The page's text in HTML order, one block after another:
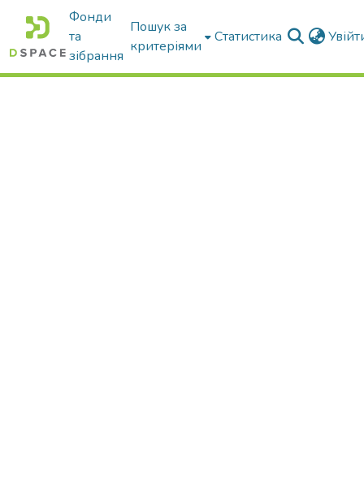
Фонди
та
зібрання
Пошук за
критеріями
Статистика